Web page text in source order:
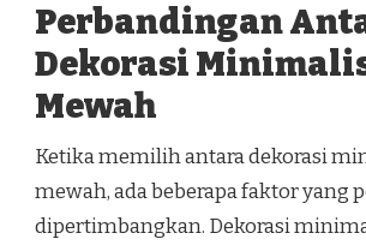
Perbandingan
Dekorasi
Mewah
Ketika memilih antara dekorasi
mewah, ada beberapa faktor yang
dipertimbangkan. Dekorasi